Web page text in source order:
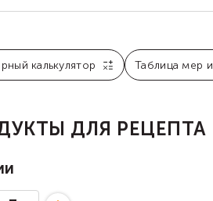
калькулятор Таблица мер
ДЛЯ РЕЦЕПТА